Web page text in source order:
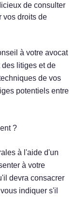
de consulter
vos droits de
à votre avocat
litiges et de
de vos
potentiels entre
?
à l'aide d'un
à votre
devra consacrer
indiquer s'il